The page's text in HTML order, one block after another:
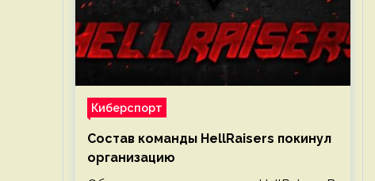
Киберспорт
Состав команды HellRaisers покинул
организацию